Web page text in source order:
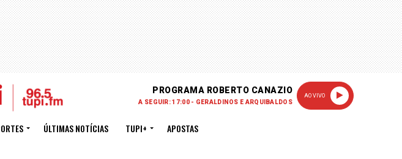
PROGRAMA ROBERTO CANAZIO
A SEGUIR: 17:00 - GERALDINOS E ARQUIBALDOS
AO VIVO
ÚLTIMAS NOTÍCIAS TUPI+ APOSTAS